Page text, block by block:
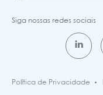
Siga nossas redes sociais
Política de Privacidade